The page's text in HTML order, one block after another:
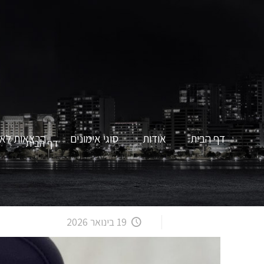
דף הבית אודות סוגי אימונים הרצאות
דף הבית
19 בינואר 2026